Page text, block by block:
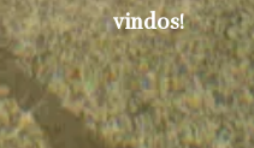
vindos!